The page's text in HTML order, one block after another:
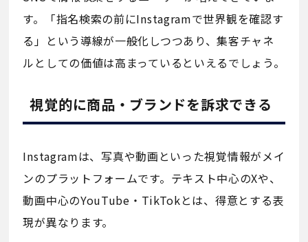
す。「指名検索の前にInstagramで世界観を確認す
る」という導線が一般化しつつあり、集客チャネ
ルとしての価値は高まっているといえるでしょう。
視覚的に商品・ブランドを訴求できる
Instagramは、写真や動画といった視覚情報がメイ
ンのプラットフォームです。テキスト中心のXや、
動画中心のYouTube・TikTokとは、得意とする表
現が異なります。